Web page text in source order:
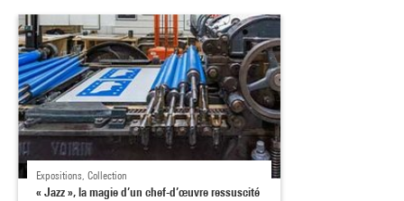
Expositions, Collection
« Jazz », la magie d’un chef-d’œuvre ressuscité